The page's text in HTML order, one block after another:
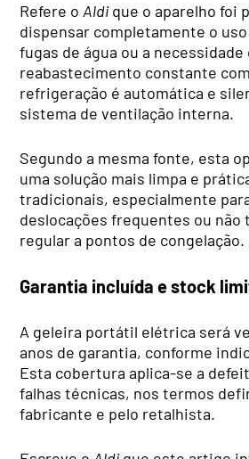
Refere oAldique o aparelho foi
dispensar completamente o
fugas de água ou a necessidade
reabastecimento constante
refrigeração é automática e
sistema de ventilação interna.
Segundo a mesma fonte, esta
uma solução mais limpa e
tradicionais, especialmente
deslocações frequentes ou não
regular a pontos de congelação.
Garantia incluída e stock
A geleira portátil elétrica será
anos de garantia, conforme
Esta cobertura aplica-se a
falhas técnicas, nos termos
fabricante e pelo retalhista.